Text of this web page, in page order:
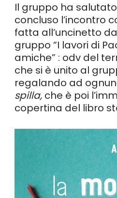
Il gruppo ha
concluso l’incontro
fatta all’uncinetto
gruppo “I lavori di
amiche” : odv del
che si è unito al
regalando ad
spilla, che è poi
copertina del libro